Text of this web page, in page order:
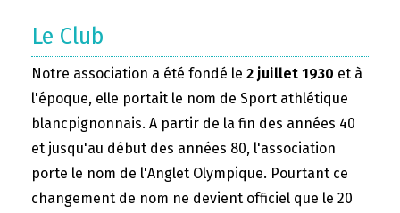
Le Club
Notre association a été fondé le 2 juillet 1930 et à
l'époque, elle portait le nom de Sport athlétique
blancpignonnais. A partir de la fin des années 40
et jusqu'au début des années 80, l'association
porte le nom de l'Anglet Olympique. Pourtant ce
changement de nom ne devient officiel que le 20